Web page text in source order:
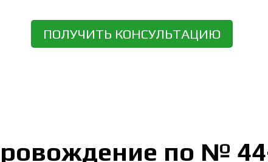
ПОЛУЧИТЬ КОНСУЛЬТАЦИЮ
по №